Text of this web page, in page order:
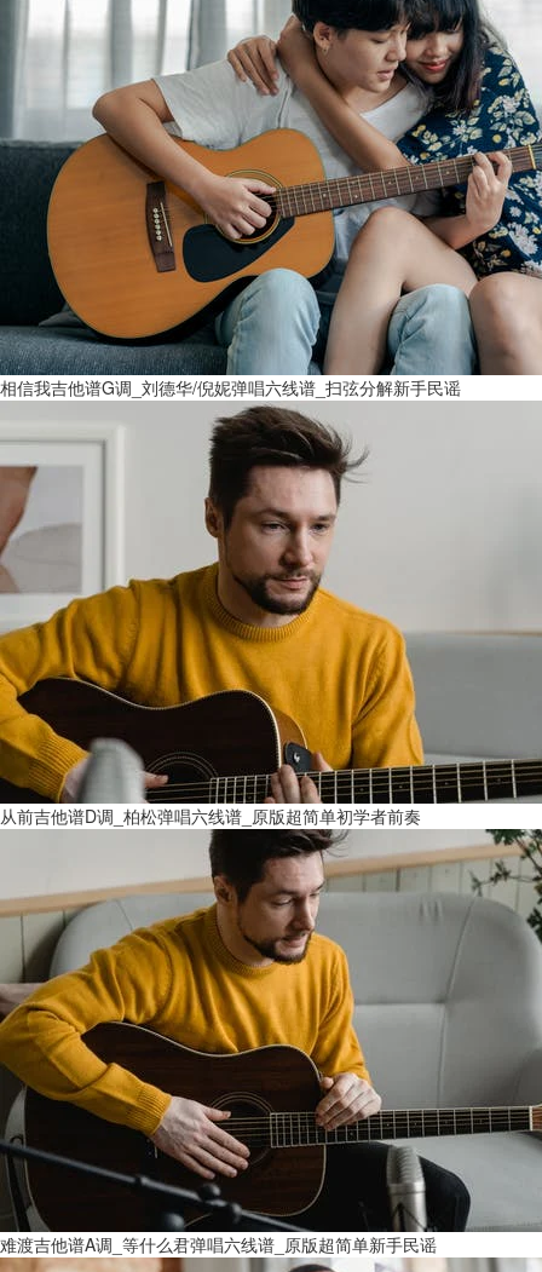
相信我吉他谱G调_刘德华/倪妮弹唱六线谱_扫弦分解新手民谣
从前吉他谱D调_柏松弹唱六线谱_原版超简单初学者前奏
难渡吉他谱A调_等什么君弹唱六线谱_原版超简单新手民谣